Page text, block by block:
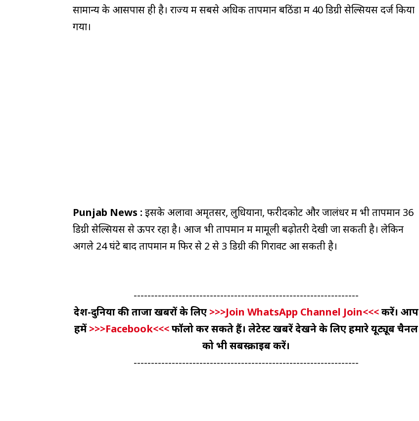
सामान्य के आसपास ही है। राज्य में सबसे अधिक तापमान बठिंडा में 40 डिग्री सेल्सियस दर्ज किया
गया।
Punjab News : इसके अलावा अमृतसर, लुधियाना, फरीदकोट और जालंधर में भी तापमान 36
डिग्री सेल्सियस से ऊपर रहा है। आज भी तापमान में मामूली बढ़ोतरी देखी जा सकती है। लेकिन
अगले 24 घंटे बाद तापमान में फिर से 2 से 3 डिग्री की गिरावट आ सकती है।
-----------------------------------------------------------------
देश-दुनिया की ताजा खबरों के लिए >>>Join WhatsApp Channel Join<<<करें। आप
हमें>>>Facebook<<<फॉलो कर सकते हैं। लेटेस्ट खबरें देखने के लिए हमारे यूट्यूब चैनल
को भी सबस्क्राइब करें।
-----------------------------------------------------------------